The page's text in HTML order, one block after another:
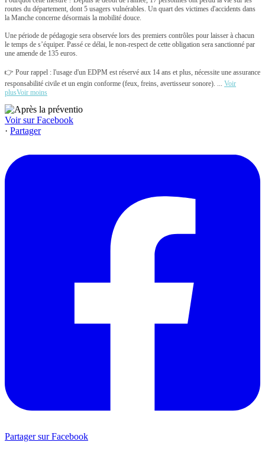
routes du département, dont 5 usagers vulnérables. Un quart des victimes d'accidents dans
la Manche concerne désormais la mobilité douce.
Une période de pédagogie sera observée lors des premiers contrôles pour laisser à chacun
le temps de s’équiper. Passé ce délai, le non-respect de cette obligation sera sanctionné par
une amende de 135 euros.
👉 Pour rappel : l'usage d'un EDPM est réservé aux 14 ans et plus, nécessite une assurance
responsabilité civile et un engin conforme (feux, freins, avertisseur sonore). ... Voir
plusVoir moins
Voir sur Facebook
· Partager
Partager sur Facebook